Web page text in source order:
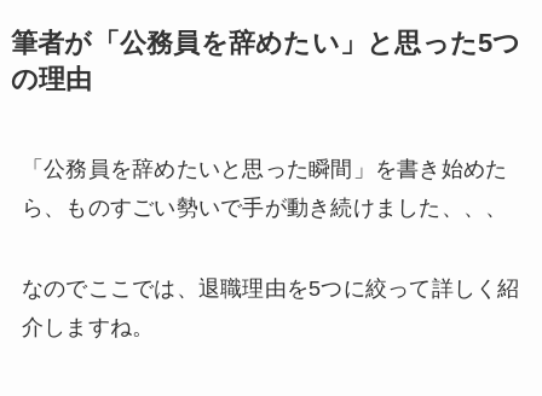
筆者が「公務員を辞めたい」と思った5つ
の理由
「公務員を辞めたいと思った瞬間」を書き始めた
ら、ものすごい勢いで手が動き続けました、、、
なのでここでは、退職理由を5つに絞って詳しく紹
介しますね。